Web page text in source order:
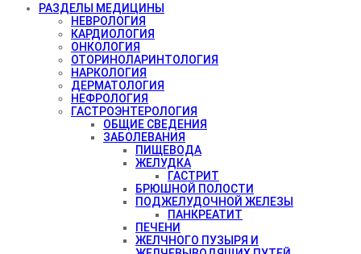
РАЗДЕЛЫ МЕДИЦИНЫ
НЕВРОЛОГИЯ
КАРДИОЛОГИЯ
ОНКОЛОГИЯ
ОТОРИНОЛАРИНТОЛОГИЯ
НАРКОЛОГИЯ
ДЕРМАТОЛОГИЯ
НЕФРОЛОГИЯ
ГАСТРОЭНТЕРОЛОГИЯ
ОБЩИЕ СВЕДЕНИЯ
ЗАБОЛЕВАНИЯ
ПИЩЕВОДА
ЖЕЛУДКА
ГАСТРИТ
БРЮШНОЙ ПОЛОСТИ
ПОДЖЕЛУДОЧНОЙ ЖЕЛЕЗЫ
ПАНКРЕАТИТ
ПЕЧЕНИ
ЖЕЛЧНОГО ПУЗЫРЯ И